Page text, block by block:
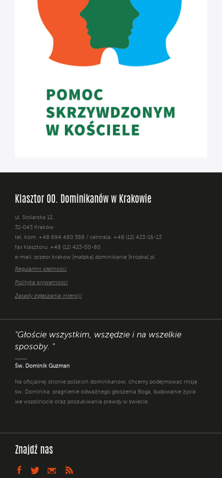
Klasztor OO. Dominikanów w Krakowie
ul. Stolarska 12,
31-043 Kraków
tel. kom. +48 694 480 588 / centrala: +48 (12) 423-16-13
fax klasztoru: +48 (12) 423-00-80
e-mail: przeor.krakow [małpka] dominikanie [kropka] pl
Regulamin płatności
Polityka prywatności
Zasady zgłaszania intencji
"Głoście wszystkim, wszędzie i na wszelkie
sposoby. "
Św. Dominik Guzman
Na oficjalnej stronie polskich dominikanów, chcemy podejmować misję
św. Dominika: pragnienie odważnego głoszenia Boga, budowanie życia
we wspólnocie oraz poszukiwania prawdy w świecie.
Znajdź nas